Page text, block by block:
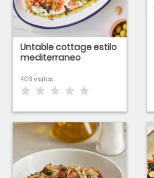
Untable cottage estilo
mediterraneo
403 visitas